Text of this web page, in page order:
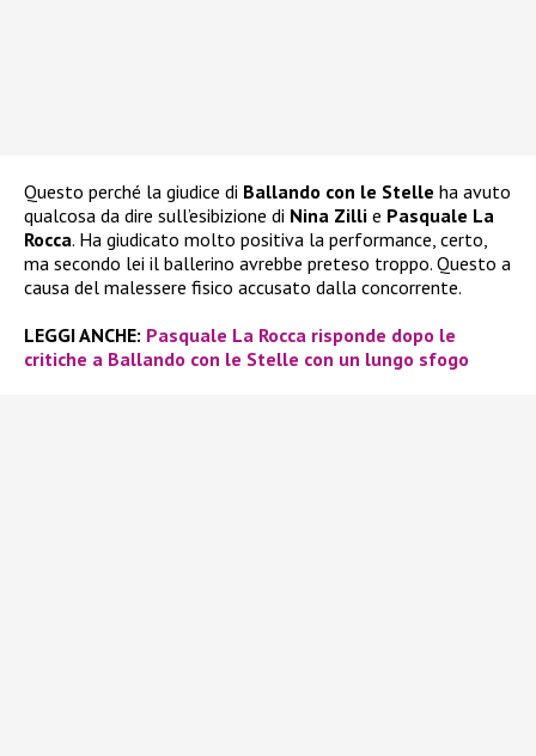
Questo perché la giudice di Ballando con le Stelle ha avuto
qualcosa da dire sull’esibizione di Nina Zilli e Pasquale La
Rocca. Ha giudicato molto positiva la performance, certo,
ma secondo lei il ballerino avrebbe preteso troppo. Questo a
causa del malessere fisico accusato dalla concorrente.
LEGGI ANCHE: Pasquale La Rocca risponde dopo le
critiche a Ballando con le Stelle con un lungo sfogo